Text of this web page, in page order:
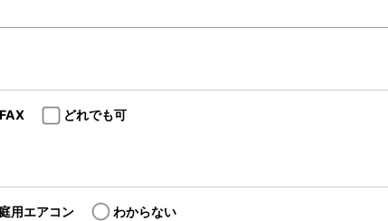
FAX どれでも可
用エアコン わからない